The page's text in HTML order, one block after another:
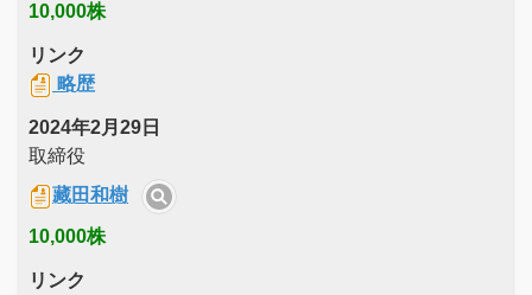
10,000株
リンク
略歴
2024年2月29日
取締役
藏田和樹
10,000株
リンク